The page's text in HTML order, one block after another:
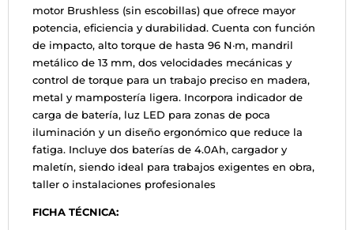
motor Brushless (sin escobillas) que ofrece mayor
potencia, eficiencia y durabilidad. Cuenta con función
de impacto, alto torque de hasta 96 N·m, mandril
metálico de 13 mm, dos velocidades mecánicas y
control de torque para un trabajo preciso en madera,
metal y mampostería ligera. Incorpora indicador de
carga de batería, luz LED para zonas de poca
iluminación y un diseño ergonómico que reduce la
fatiga. Incluye dos baterías de 4.0Ah, cargador y
maletín, siendo ideal para trabajos exigentes en obra,
taller o instalaciones profesionales
FICHA TÉCNICA: